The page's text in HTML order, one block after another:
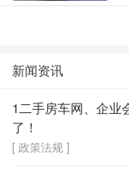
新闻资讯
1二手房车网、企业
了！
[ 政策法规 ]